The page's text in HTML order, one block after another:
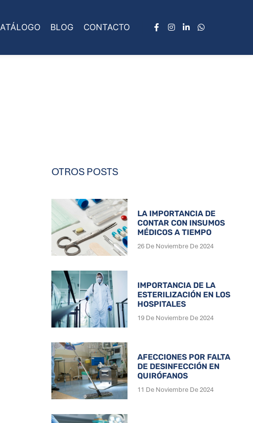
BLOG CONTACTO
OTROS POSTS
LA IMPORTANCIA DE
CONTAR CON INSUMOS
MÉDICOS A TIEMPO
26 De Noviembre De 2024
IMPORTANCIA DE LA
ESTERILIZACIÓN EN LOS
HOSPITALES
19 De Noviembre De 2024
AFECCIONES POR FALTA
DE DESINFECCIÓN EN
QUIRÓFANOS
11 De Noviembre De 2024